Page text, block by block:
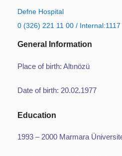
Defne Hospital
0 (326) 221 11 00 / Internal:1117
General Information
Place of birth: Altınözü
Date of birth: 20.02.1977
Education
1993 – 2000 Marmara